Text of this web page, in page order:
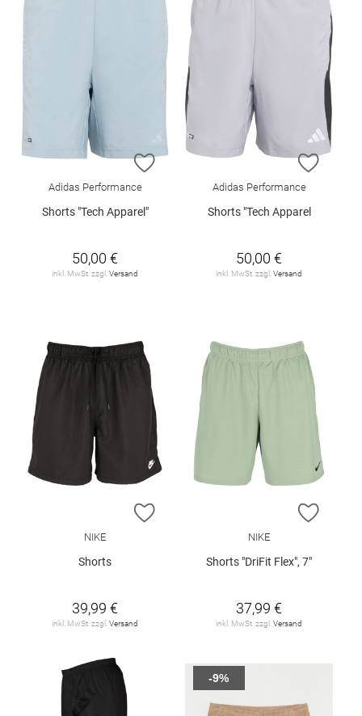
ZUR WUNSCHLISTE HINZUFÜGEN
Adidas Performance
Shorts "Tech Apparel"
50,00 €
inkl. MwSt. zzgl. Versand
ZUR
Adidas Performance
Shorts "Tech Apparel
50,00 €
inkl. MwSt. zzgl. Versand
ZUR WUNSCHLISTE HINZUFÜGEN
NIKE
Shorts
39,99 €
inkl. MwSt. zzgl. Versand
ZUR
NIKE
Shorts "DriFit Flex", 7"
37,99 €
inkl. MwSt. zzgl. Versand
-9%